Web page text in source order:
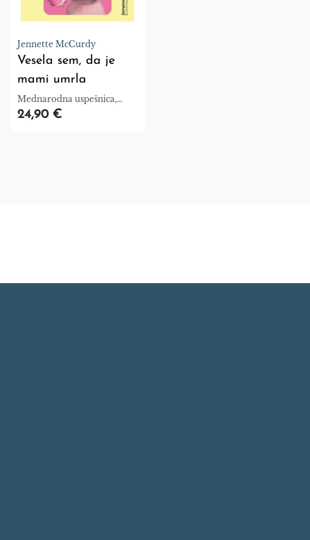
Jennette McCurdy
Vesela sem, da je
mami umrla
Mednarodna uspešnica,
prevedena v več kot 20
24,90 €